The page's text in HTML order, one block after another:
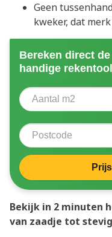
Geen
kweker, dat
Bereken direct
handige rekentool
Aantal vierkante
Postcode
Bekijk in 2 minuten
van zaadje tot